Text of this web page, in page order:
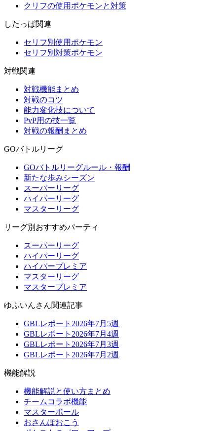
クリフの使用ポケモンと対策
したっぱ関連
セリフ別使用ポケモン
セリフ別対策ポケモン
対戦関連
対戦機能まとめ
対戦のコツ
能力変化技について
PvP用の技一覧
対戦の報酬まとめ
GOバトルリーグ
GOバトルリーグルール・報酬
新たな歩みシーズン
スーパーリーグ
ハイパーリーグ
マスターリーグ
リーグ別おすすめパーティ
スーパーリーグ
ハイパーリーグ
ハイパープレミア
マスターリーグ
マスタープレミア
ゆふいんさん関連記事
GBLレポート2026年7月5週
GBLレポート2026年7月4週
GBLレポート2026年7月3週
GBLレポート2026年7月2週
機能解説
機能解説と使い方まとめ
チームコラボ機能
マスターボール
おさんぽおこう